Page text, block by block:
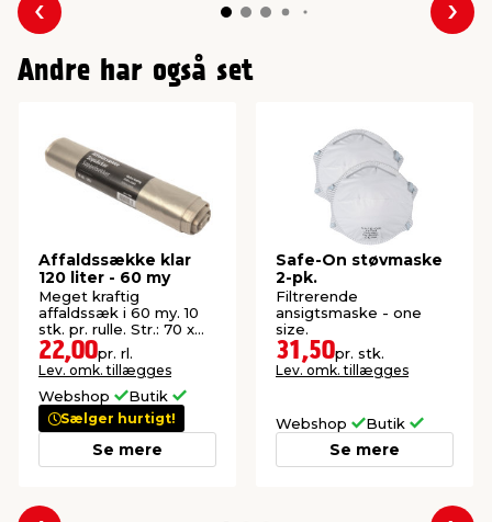
Forrige
Andre har også set
Affaldssække klar
120 liter - 60 my
Meget kraftig
affaldssæk i 60 my. 10
stk. pr. rulle. Str.: 70 x
105 cm.
22,00pr. rl.
Lev. omk. tillægges
Webshop Butik
Sælger hurtigt!
Se mere
Safe-On støvmaske
2-pk.
Filtrerende
ansigtsmaske - one
size.
31,50pr. stk.
Lev. omk. tillægges
Webshop Butik
Se mere